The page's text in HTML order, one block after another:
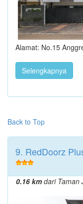
Alamat: No.15
Selengkapnya
Back to Top
9. RedDoorz
0.16 kmdari Taman